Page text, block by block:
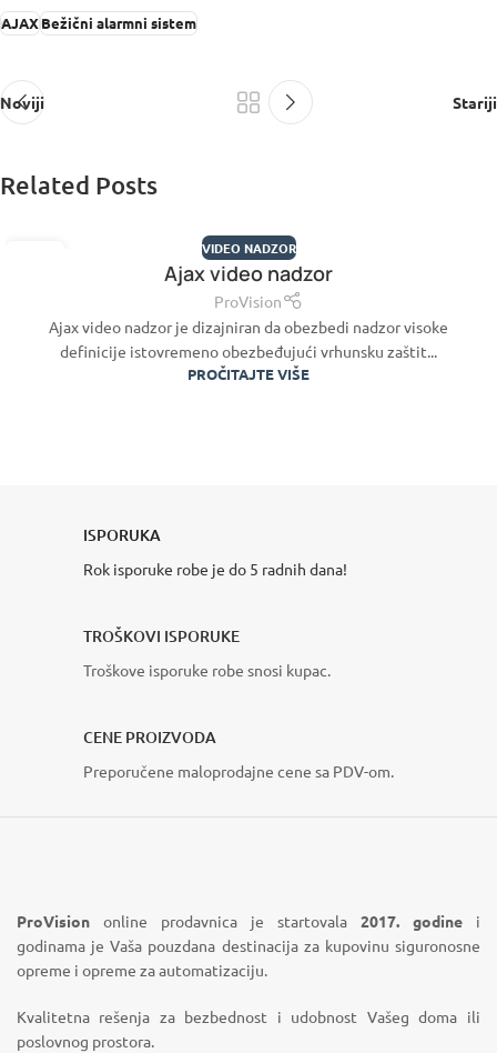
AJAXBežični alarmni sistem
Noviji Stariji
Related Posts
VIDEO NADZOR
Ajax video nadzor
ProVision
Ajax video nadzor je dizajniran da obezbedi nadzor visoke
definicije istovremeno obezbeđujući vrhunsku zaštit...
PROČITAJTE VIŠE
ISPORUKA
Rok isporuke robe je do 5 radnih dana!
TROŠKOVI ISPORUKE
Troškove isporuke robe snosi kupac.
CENE PROIZVODA
Preporučene maloprodajne cene sa PDV-om.
ProVision online prodavnica je startovala 2017. godine i
godinama je Vaša pouzdana destinacija za kupovinu siguronosne
opreme i opreme za automatizaciju.
Kvalitetna rešenja za bezbednost i udobnost Vašeg doma ili
poslovnog prostora.